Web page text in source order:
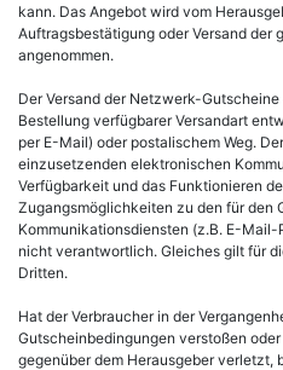
kann. Das Angebot wird vom
Auftragsbestätigung oder Versand der
angenommen.
Der Versand der Netzwerk-
Bestellung verfügbarer Versandart
per E-Mail) oder postalischem Weg.
einzusetzenden elektronischen
Verfügbarkeit und das Funktionieren
Zugangsmöglichkeiten zu den für den
Kommunikationsdiensten (z.B. E-Mail-
nicht verantwortlich. Gleiches gilt für
Dritten.
Hat der Verbraucher in der
Gutscheinbedingungen verstoßen
gegenüber dem Herausgeber verletzt,